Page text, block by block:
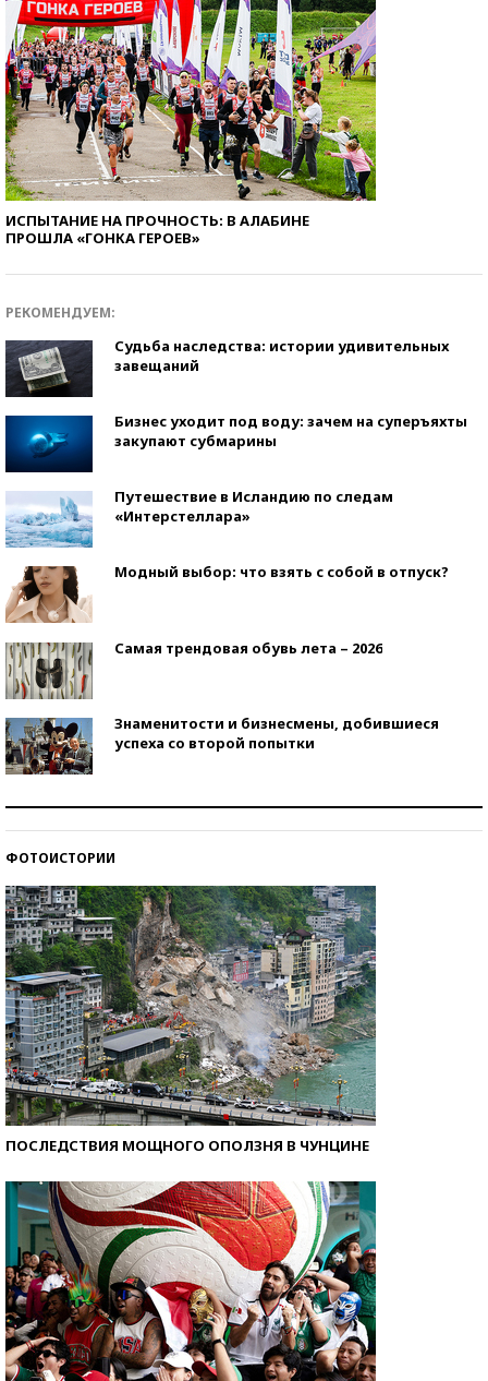
ИСПЫТАНИЕ НА ПРОЧНОСТЬ: В АЛАБИНЕ
ПРОШЛА «ГОНКА ГЕРОЕВ»
РЕКОМЕНДУЕМ:
Судьба наследства: истории удивительных
завещаний
Бизнес уходит под воду: зачем на суперъяхты
закупают субмарины
Путешествие в Исландию по следам
«Интерстеллара»
Модный выбор: что взять с собой в отпуск?
Самая трендовая обувь лета – 2026
Знаменитости и бизнесмены, добившиеся
успеха со второй попытки
ФОТОИСТОРИИ
ПОСЛЕДСТВИЯ МОЩНОГО ОПОЛЗНЯ В ЧУНЦИНЕ